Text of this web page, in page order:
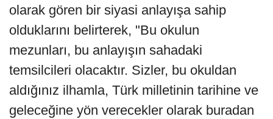
olarak gören bir siyasi anlayışa sahip
olduklarını belirterek, "Bu okulun
mezunları, bu anlayışın sahadaki
temsilcileri olacaktır. Sizler, bu okuldan
aldığınız ilhamla, Türk milletinin tarihine ve
geleceğine yön verecekler olarak buradan